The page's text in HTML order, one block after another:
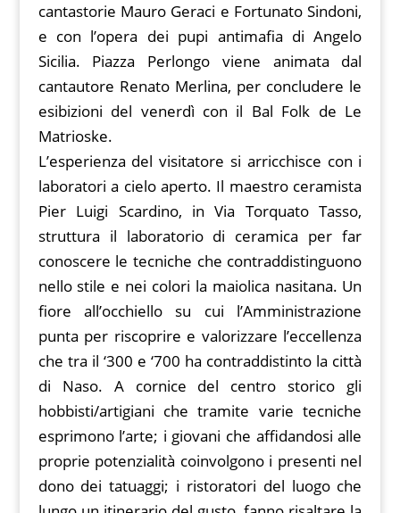
cantastorie Mauro Geraci e Fortunato Sindoni,
e con l’opera dei pupi antimafia di Angelo
Sicilia. Piazza Perlongo viene animata dal
cantautore Renato Merlina, per concludere le
esibizioni del venerdì con il Bal Folk de Le
Matrioske.
L’esperienza del visitatore si arricchisce con i
laboratori a cielo aperto. Il maestro ceramista
Pier Luigi Scardino, in Via Torquato Tasso,
struttura il laboratorio di ceramica per far
conoscere le tecniche che contraddistinguono
nello stile e nei colori la maiolica nasitana. Un
fiore all’occhiello su cui l’Amministrazione
punta per riscoprire e valorizzare l’eccellenza
che tra il ‘300 e ‘700 ha contraddistinto la città
di Naso. A cornice del centro storico gli
hobbisti/artigiani che tramite varie tecniche
esprimono l’arte; i giovani che affidandosi alle
proprie potenzialità coinvolgono i presenti nel
dono dei tatuaggi; i ristoratori del luogo che